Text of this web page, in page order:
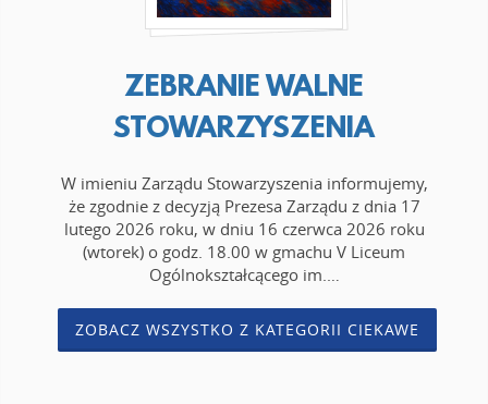
ZEBRANIE WALNE
STOWARZYSZENIA
W imieniu Zarządu Stowarzyszenia informujemy,
że zgodnie z decyzją Prezesa Zarządu z dnia 17
lutego 2026 roku, w dniu 16 czerwca 2026 roku
(wtorek) o godz. 18.00 w gmachu V Liceum
Ogólnokształcącego im.…
ZOBACZ WSZYSTKO Z KATEGORII CIEKAWE